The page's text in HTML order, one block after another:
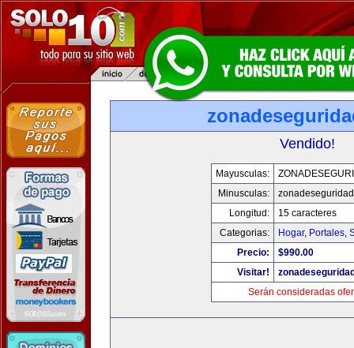
Vendido!
Mayusculas:
Minusculas:
Longitud:
15 caracteres
Categorias:
Hogar, Portales,
Precio:
$990.00
Visitar!
Serán consideradas